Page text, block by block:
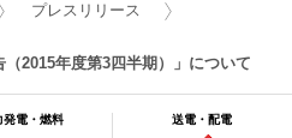
プレスリリース
（2015年度第3四半期）」について
発電・燃料 送電・配電